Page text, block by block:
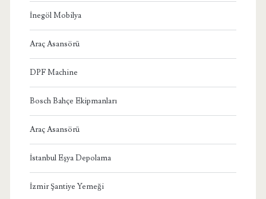
İnegöl Mobilya
Araç Asansörü
DPF Machine
Bosch Bahçe Ekipmanları
Araç Asansörü
İstanbul Eşya Depolama
İzmir Şantiye Yemeği